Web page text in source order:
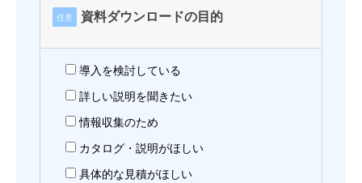
任意 資料ダウンロードの目的
導入を検討している
詳しい説明を聞きたい
情報収集のため
カタログ・説明がほしい
具体的な見積がほしい